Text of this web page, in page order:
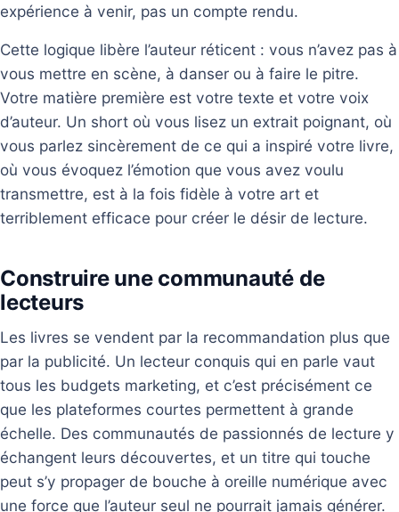
expérience à venir, pas un compte rendu.
Cette logique libère l’auteur réticent : vous n’avez pas à
vous mettre en scène, à danser ou à faire le pitre.
Votre matière première est votre texte et votre voix
d’auteur. Un short où vous lisez un extrait poignant, où
vous parlez sincèrement de ce qui a inspiré votre livre,
où vous évoquez l’émotion que vous avez voulu
transmettre, est à la fois fidèle à votre art et
terriblement efficace pour créer le désir de lecture.
Construire une communauté de
lecteurs
Les livres se vendent par la recommandation plus que
par la publicité. Un lecteur conquis qui en parle vaut
tous les budgets marketing, et c’est précisément ce
que les plateformes courtes permettent à grande
échelle. Des communautés de passionnés de lecture y
échangent leurs découvertes, et un titre qui touche
peut s’y propager de bouche à oreille numérique avec
une force que l’auteur seul ne pourrait jamais générer.